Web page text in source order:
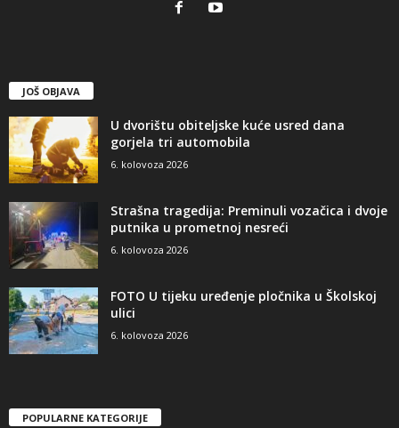
JOŠ OBJAVA
U dvorištu obiteljske kuće usred dana
gorjela tri automobila
6. kolovoza 2026
Strašna tragedija: Preminuli vozačica i dvoje
putnika u prometnoj nesreći
6. kolovoza 2026
FOTO U tijeku uređenje pločnika u Školskoj
ulici
6. kolovoza 2026
POPULARNE KATEGORIJE